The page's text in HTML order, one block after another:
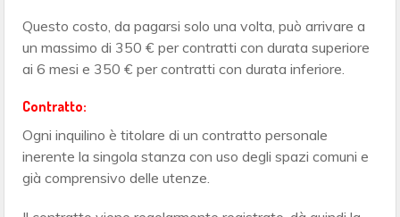
Questo costo, da pagarsi solo una volta, può arrivare a
un massimo di 350 € per contratti con durata superiore
ai 6 mesi e 350 € per contratti con durata inferiore.
Contratto:
Ogni inquilino è titolare di un contratto personale
inerente la singola stanza con uso degli spazi comuni e
già comprensivo delle utenze.